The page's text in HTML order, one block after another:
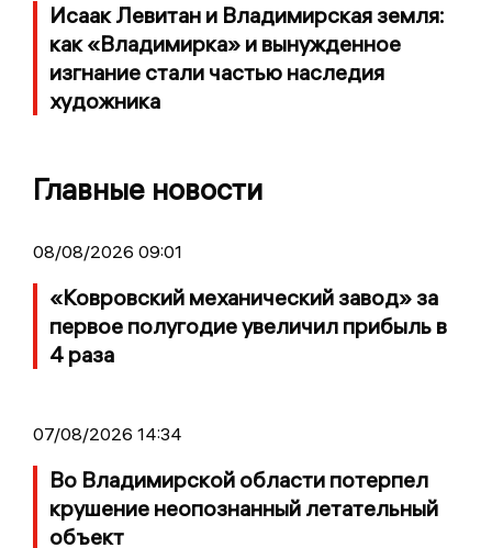
Исаак Левитан и Владимирская земля:
как «Владимирка» и вынужденное
изгнание стали частью наследия
художника
Главные новости
08/08/2026 09:01
«Ковровский механический завод» за
первое полугодие увеличил прибыль в
4 раза
07/08/2026 14:34
Во Владимирской области потерпел
крушение неопознанный летательный
объект